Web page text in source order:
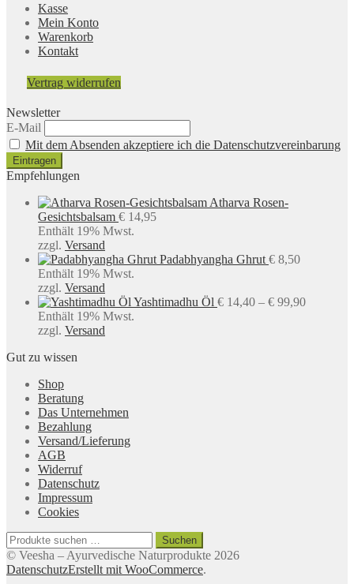
Kasse
Mein Konto
Warenkorb
Kontakt
Vertrag widerrufen
Newsletter
E-Mail
Mit dem Absenden akzeptiere ich die Datenschutzvereinbarung
Empfehlungen
Atharva Rosen-
Gesichtsbalsam € 14,95
Enthält 19% Mwst.
zzgl. Versand
Padabhyangha Ghrut € 8,50
Enthält 19% Mwst.
zzgl. Versand
Yashtimadhu Öl € 14,40 – € 99,90
Enthält 19% Mwst.
zzgl. Versand
Gut zu wissen
Shop
Beratung
Das Unternehmen
Bezahlung
Versand/Lieferung
AGB
Widerruf
Datenschutz
Impressum
Cookies
Suchen
nach:
Suchen
© Veesha – Ayurvedische Naturprodukte 2026
DatenschutzErstellt mit WooCommerce.